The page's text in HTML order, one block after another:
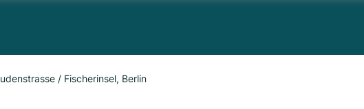
/ Fischerinsel, Berlin